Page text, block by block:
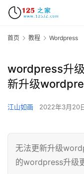
首页 教程 Wordpress
wordpress升
新升级
江山如画 2022年3月20
无法更新升级
的wordpress升级